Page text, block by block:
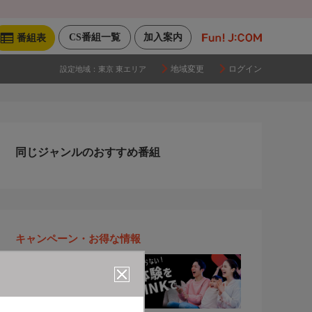
加入案内
CS番組一覧
番組表
設定地域： 東京 東エリア 地域変更 ログイン
同じジャンルのおすすめ番組
キャンペーン・お得な情報